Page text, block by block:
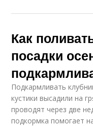
Как
посадки
Подкармливать
кустики высадили на
проводят через две
подкормка помогает